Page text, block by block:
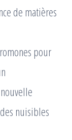
de matières
pour
nuisibles